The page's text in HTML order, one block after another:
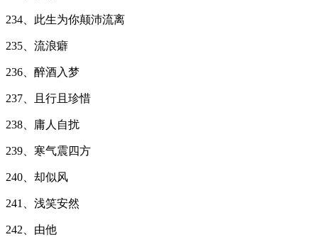
234、此生为你颠沛流离
235、流浪癖
236、醉酒入梦
237、且行且珍惜
238、庸人自扰
239、寒气震四方
240、却似风
241、浅笑安然
242、由他